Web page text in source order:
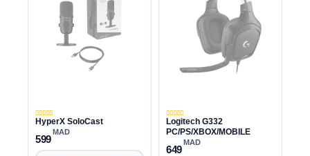
HyperX SoloCast
599
MAD
Logitech G332
PC/PS/XBOX/MOBILE
649
MAD